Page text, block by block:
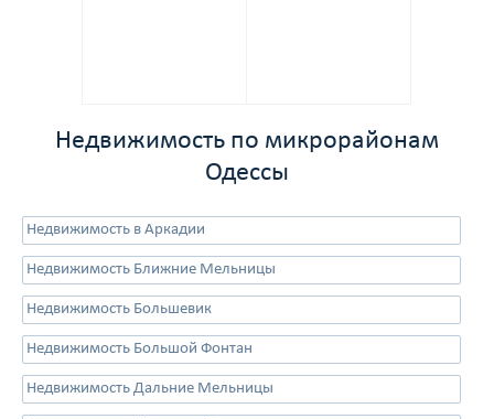
Недвижимость по микрорайонам
Одессы
Недвижимость в Аркадии
Недвижимость Ближние Мельницы
Недвижимость Большевик
Недвижимость Большой Фонтан
Недвижимость Дальние Мельницы